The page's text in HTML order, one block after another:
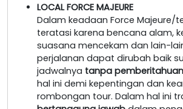
LOCAL FORCE MAJEURE
Dalam keadaan Force Majeure/
teratasi karena bencana alam,
suasana mencekam dan lain-
perjalanan dapat dirubah baik
jadwalnya tanpa
hal ini demi kepentingan dan
rombongan tour. Dalam hal ini